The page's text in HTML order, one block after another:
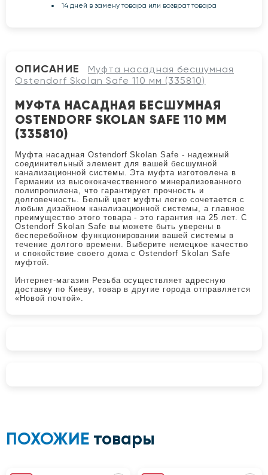
14 дней в замену товара или возврат товара
ОПИСАНИЕ
Муфта насадная бесшумная
Ostendorf Skolan Safe 110 мм (335810)
МУФТА НАСАДНАЯ БЕСШУМНАЯ
OSTENDORF SKOLAN SAFE 110 ММ
(335810)
Муфта насадная Ostendorf Skolan Safe - надежный
соединительный элемент для вашей бесшумной
канализационной системы. Эта муфта изготовлена в
Германии из высококачественного минерализованного
полипропилена, что гарантирует прочность и
долговечность. Белый цвет муфты легко сочетается с
любым дизайном канализационной системы, а главное
преимущество этого товара - это гарантия на 25 лет. С
Ostendorf Skolan Safe вы можете быть уверены в
бесперебойном функционировании вашей системы в
течение долгого времени. Выберите немецкое качество
и спокойствие своего дома с Ostendorf Skolan Safe
муфтой.
Интернет-магазин Резьба осуществляет адресную
доставку по Киеву, товар в другие города отправляется
«Новой почтой».
ПОХОЖИЕ товары